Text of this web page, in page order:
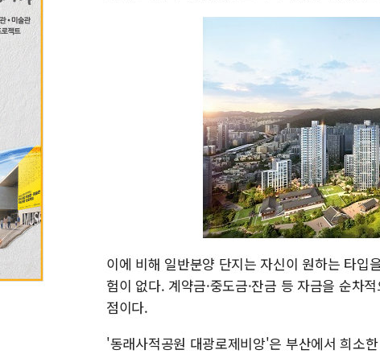
이에 비해 일반분양 단지는 자신이 원하는 타입
험이 없다. 계약금·중도금·잔금 등 자금을 순차
점이다.
'동래사적공원 대광로제비앙'은 부산에서 희소